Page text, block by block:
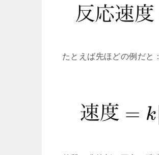
たとえば先ほどの例だと：